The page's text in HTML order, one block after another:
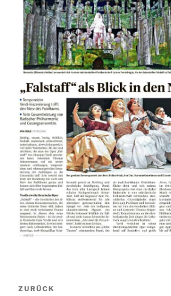
Beitragsnavigation
Vorheriger
ZURÜCK